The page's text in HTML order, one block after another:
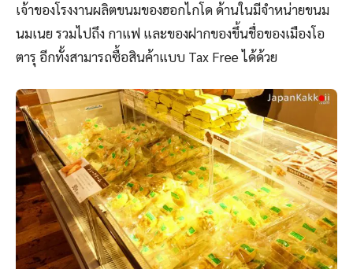
เจ้าของโรงงานผลิตขนมของฮอกไกโด ด้านในมีจำหน่ายขนม
นมเนย รวมไปถึง กาแฟ และของฝากของขึ้นชื่อของเมืองโอ
ตารุ อีกทั้งสามารถซื้อสินค้าแบบ Tax Free ได้ด้วย